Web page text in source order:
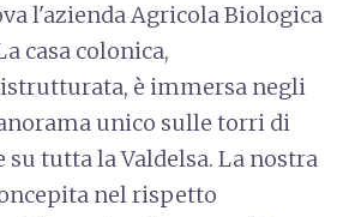
l'azienda Agricola Biologica
casa colonica,
è immersa negli
unico sulle torri di
su tutta la Valdelsa. La nostra
nel rispetto